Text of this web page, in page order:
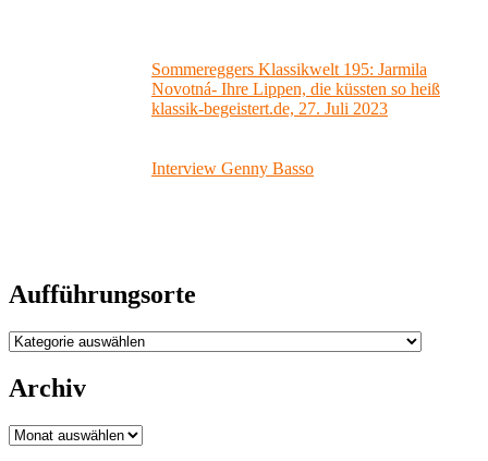
Sommereggers Klassikwelt 195: Jarmila
Novotná- Ihre Lippen, die küssten so heiß
klassik-begeistert.de, 27. Juli 2023
Interview Genny Basso
Aufführungsorte
Aufführungsorte
Archiv
Archiv